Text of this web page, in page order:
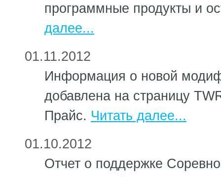
программные продукты и
далее...
01.11.2012
Информация о новой
добавлена на страницу
Прайс. Читать далее...
01.10.2012
Отчет о поддержке